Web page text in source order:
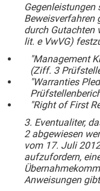
Beweisverfahren
durch Gutachten
lit. e VwVG)
"Management
(Ziff. 3
"Warranties
"Right of First
3. Eventualiter,
2 abgewiesen
vom 17. Juli
aufzufordern,
Anweisungen